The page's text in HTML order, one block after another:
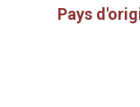
Pays